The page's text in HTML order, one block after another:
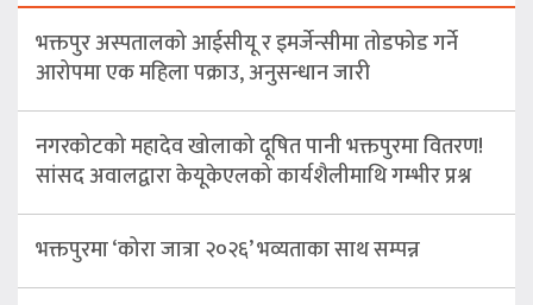
भक्तपुर अस्पतालको आईसीयू र इमर्जेन्सीमा तोडफोड गर्ने
आरोपमा एक महिला पक्राउ, अनुसन्धान जारी
नगरकोटको महादेव खोलाको दूषित पानी भक्तपुरमा वितरण!
सांसद अवालद्वारा केयूकेएलको कार्यशैलीमाथि गम्भीर प्रश्न
भक्तपुरमा ‘कोरा जात्रा २०२६’ भव्यताका साथ सम्पन्न